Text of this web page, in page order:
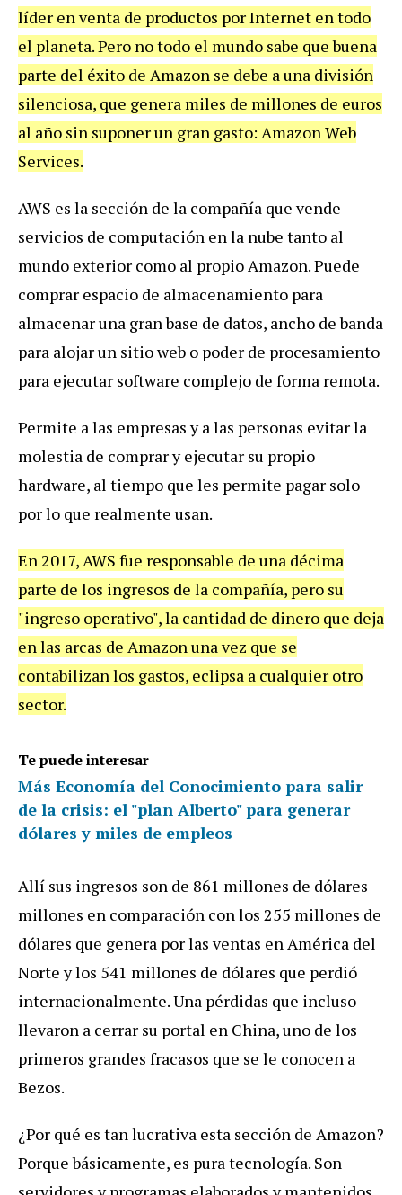
líder en venta de productos por Internet en todo
el planeta. Pero no todo el mundo sabe que buena
parte del éxito de Amazon se debe a una división
silenciosa, que genera miles de millones de euros
al año sin suponer un gran gasto: Amazon Web
Services.
AWS es la sección de la compañía que vende
servicios de computación en la nube tanto al
mundo exterior como al propio Amazon. Puede
comprar espacio de almacenamiento para
almacenar una gran base de datos, ancho de banda
para alojar un sitio web o poder de procesamiento
para ejecutar software complejo de forma remota.
Permite a las empresas y a las personas evitar la
molestia de comprar y ejecutar su propio
hardware, al tiempo que les permite pagar solo
por lo que realmente usan.
En 2017, AWS fue responsable de una décima
parte de los ingresos de la compañía, pero su
"ingreso operativo", la cantidad de dinero que deja
en las arcas de Amazon una vez que se
contabilizan los gastos, eclipsa a cualquier otro
sector.
Te puede interesar
Más Economía del Conocimiento para salir
de la crisis: el "plan Alberto" para generar
dólares y miles de empleos
Allí sus ingresos son de 861 millones de dólares
millones en comparación con los 255 millones de
dólares que genera por las ventas en América del
Norte y los 541 millones de dólares que perdió
internacionalmente. Una pérdidas que incluso
llevaron a cerrar su portal en China, uno de los
primeros grandes fracasos que se le conocen a
Bezos.
¿Por qué es tan lucrativa esta sección de Amazon?
Porque básicamente, es pura tecnología. Son